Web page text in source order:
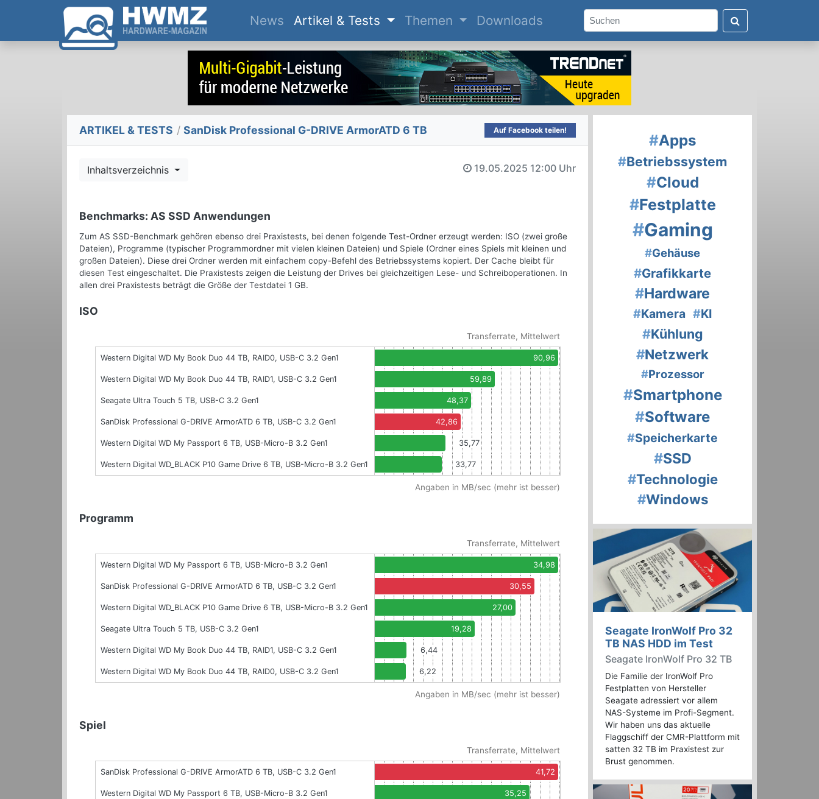
News(current)
Artikel & Tests Themen Downloads
ARTIKEL & TESTS / SanDisk Professional G-DRIVE ArmorATD 6 TB Auf Facebook teilen!
Inhaltsverzeichnis 19.05.2025 12:00 Uhr
Benchmarks: AS SSD Anwendungen
Zum AS SSD-Benchmark gehören ebenso drei Praxistests, bei denen folgende Test-Ordner erzeugt werden: ISO (zwei große
Dateien), Programme (typischer Programmordner mit vielen kleinen Dateien) und Spiele (Ordner eines Spiels mit kleinen und
großen Dateien). Diese drei Ordner werden mit einfachem copy-Befehl des Betriebssystems kopiert. Der Cache bleibt für
diesen Test eingeschaltet. Die Praxistests zeigen die Leistung der Drives bei gleichzeitigen Lese- und Schreiboperationen. In
allen drei Praxistests beträgt die Größe der Testdatei 1 GB.
ISO
Transferrate, Mittelwert
Western Digital WD My Book Duo 44 TB, RAID0, USB-C 3.2 Gen1 90,96
Western Digital WD My Book Duo 44 TB, RAID1, USB-C 3.2 Gen1 59,89
Seagate Ultra Touch 5 TB, USB-C 3.2 Gen1 48,37
SanDisk Professional G-DRIVE ArmorATD 6 TB, USB-C 3.2 Gen1 42,86
Western Digital WD My Passport 6 TB, USB-Micro-B 3.2 Gen1 35,77
Western Digital WD_BLACK P10 Game Drive 6 TB, USB-Micro-B 3.2 Gen1 33,77
Angaben in MB/sec (mehr ist besser)
Programm
Transferrate, Mittelwert
Western Digital WD My Passport 6 TB, USB-Micro-B 3.2 Gen1 34,98
SanDisk Professional G-DRIVE ArmorATD 6 TB, USB-C 3.2 Gen1 30,55
Western Digital WD_BLACK P10 Game Drive 6 TB, USB-Micro-B 3.2 Gen1 27,00
Seagate Ultra Touch 5 TB, USB-C 3.2 Gen1 19,28
Western Digital WD My Book Duo 44 TB, RAID1, USB-C 3.2 Gen1 6,44
Western Digital WD My Book Duo 44 TB, RAID0, USB-C 3.2 Gen1 6,22
Angaben in MB/sec (mehr ist besser)
Spiel
Transferrate, Mittelwert
SanDisk Professional G-DRIVE ArmorATD 6 TB, USB-C 3.2 Gen1 41,72
Western Digital WD My Passport 6 TB, USB-Micro-B 3.2 Gen1 35,25
#Apps
#Betriebssystem
#Cloud
#Festplatte
#Gaming
#Gehäuse
#Grafikkarte
#Hardware
#Kamera #KI
#Kühlung
#Netzwerk
#Prozessor
#Smartphone
#Software
#Speicherkarte
#SSD
#Technologie
#Windows
Seagate IronWolf Pro 32
TB NAS HDD im Test
Seagate IronWolf Pro 32 TB
Die Familie der IronWolf Pro
Festplatten von Hersteller
Seagate adressiert vor allem
NAS-Systeme im Profi-Segment.
Wir haben uns das aktuelle
Flaggschiff der CMR-Plattform mit
satten 32 TB im Praxistest zur
Brust genommen.